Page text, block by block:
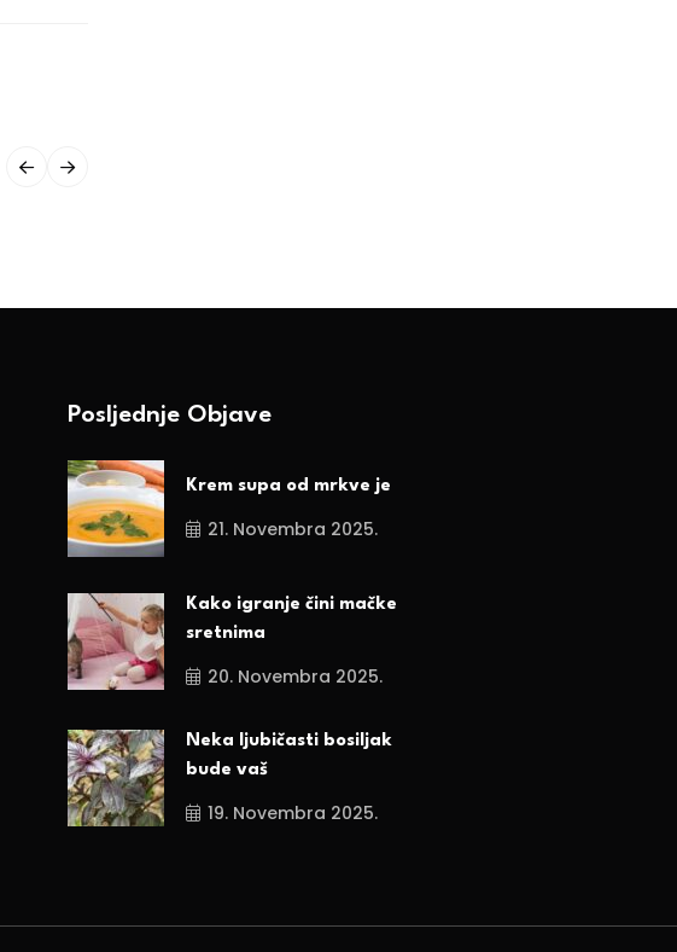
Posljednje Objave
Krem supa od mrkve je
21. Novembra 2025.
Kako igranje čini mačke
sretnima
20. Novembra 2025.
Neka ljubičasti bosiljak
bude vaš
19. Novembra 2025.